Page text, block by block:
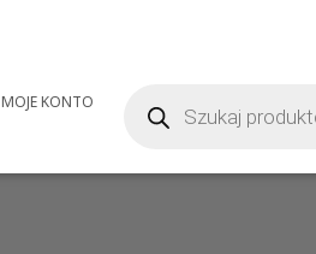
MOJE KONTO produktów